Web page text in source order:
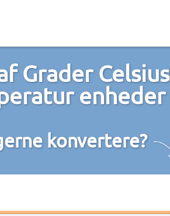
Grader Celsius
enheder
konvertere?